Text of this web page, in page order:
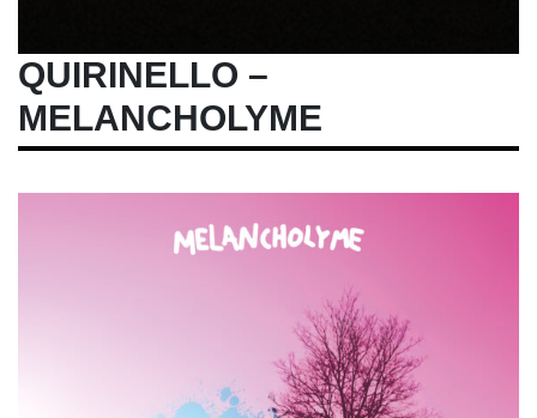
QUIRINELLO –
MELANCHOLYME